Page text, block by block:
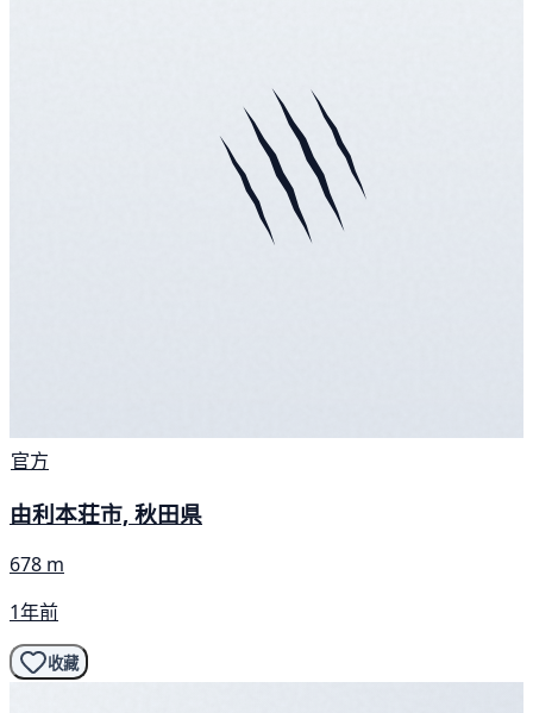
官方
由利本荘市, 秋田県
678 m
1年前
收藏